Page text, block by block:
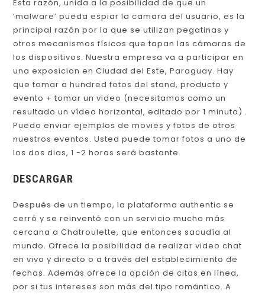
Esta razón, unida a la posibilidad de que un
‘malware’ pueda espiar la camara del usuario, es la
principal razón por la que se utilizan pegatinas y
otros mecanismos físicos que tapan las cámaras de
los dispositivos. Nuestra empresa va a participar en
una exposicion en Ciudad del Este, Paraguay. Hay
que tomar a hundred fotos del stand, producto y
evento + tomar un video (necesitamos como un
resultado un vídeo horizontal, editado por 1 minuto) .
Puedo enviar ejemplos de movies y fotos de otros
nuestros eventos. Usted puede tomar fotos a uno de
los dos dias, 1 -2 horas será bastante.
DESCARGAR
Después de un tiempo, la plataforma authentic se
cerró y se reinventó con un servicio mucho más
cercana a Chatroulette, que entonces sacudía al
mundo. Ofrece la posibilidad de realizar video chat
en vivo y directo o a través del establecimiento de
fechas. Además ofrece la opción de citas en línea,
por si tus intereses son más del tipo romántico. A